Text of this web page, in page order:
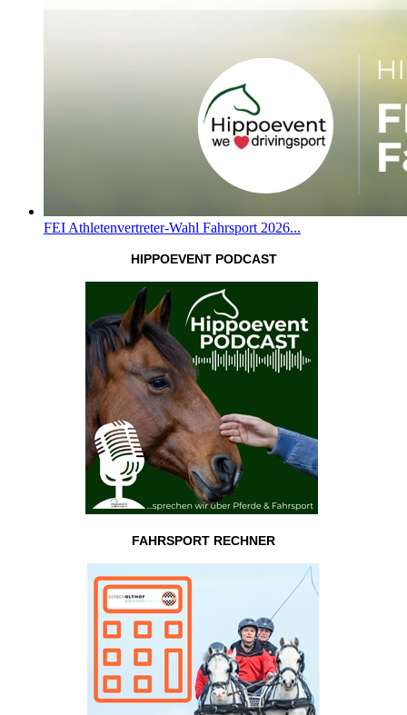
FEI Athletenvertreter-Wahl Fahrsport 2026...
HIPPOEVENT PODCAST
FAHRSPORT RECHNER